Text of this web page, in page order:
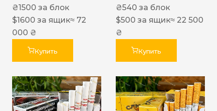
₴1500 за блок
$1600 за ящик≈ 72
000 ₴
Купить
₴540 за блок
$500 за ящик≈ 22 500
₴
Купить